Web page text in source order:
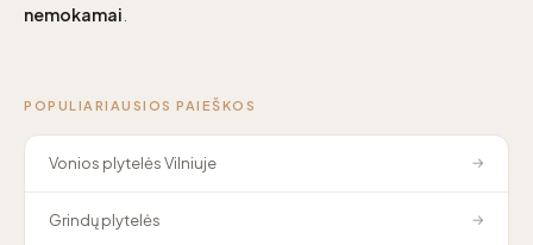
nemokamai
POPULIARIAUSIOS PAIEŠKOS
Vonios plytelės Vilniuje →
Grindų plytelės →